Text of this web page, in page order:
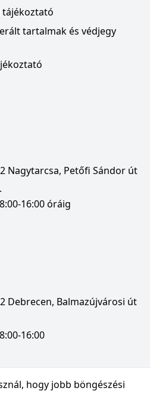
hogy jobb böngészési
tájékoztató
tartalmak és védjegy
Nagytarcsa, Petőfi Sándor út
16:00 óráig
Debrecen, Balmazújvárosi út
16:00